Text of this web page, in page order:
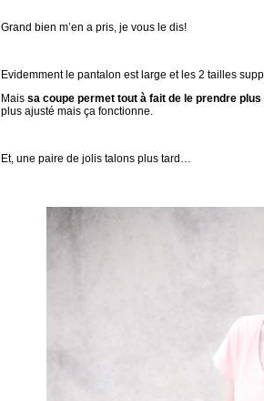
Grand bien m’en a pris, je vous le dis!
Evidemment le pantalon est large et les 2 tailles
Mais sa coupe permet tout à fait de le prendre plus
plus ajusté mais ça fonctionne.
Et, une paire de jolis talons plus tard…